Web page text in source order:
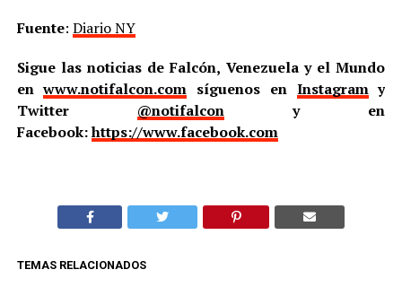
Fuente: Diario NY
Sigue las noticias de Falcón, Venezuela y el Mundo
enwww.notifalcon.com síguenos en Instagramy
Twitter @notifalcony en
Facebook:https://www.facebook.com
TEMAS RELACIONADOS